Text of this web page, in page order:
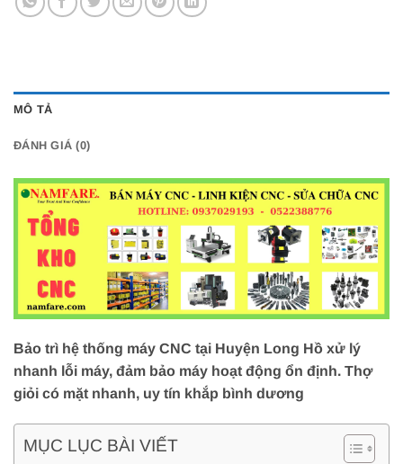
MÔ TẢ
ĐÁNH GIÁ (0)
Bảo trì hệ thống máy CNC tại Huyện Long Hồ xử lý
nhanh lỗi máy, đảm bảo máy hoạt động ổn định. Thợ
giỏi có mặt nhanh, uy tín khắp bình dương
MỤC LỤC BÀI VIẾT